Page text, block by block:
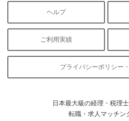
ヘルプ
ご利用実績
プライバシーポリシー
日本最大級の経理・税理
転職・求人マッチン